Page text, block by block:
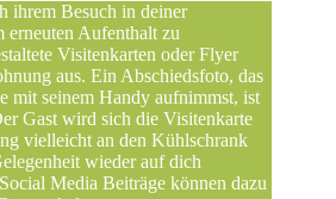
ihrem Besuch in deiner
erneuten Aufenthalt zu
Visitenkarten oder Flyer
aus. Ein Abschiedsfoto, das
mit seinem Handy aufnimmst, ist
Gast wird sich die Visitenkarte
vielleicht an den Kühlschrank
wieder auf dich
Media Beiträge können dazu